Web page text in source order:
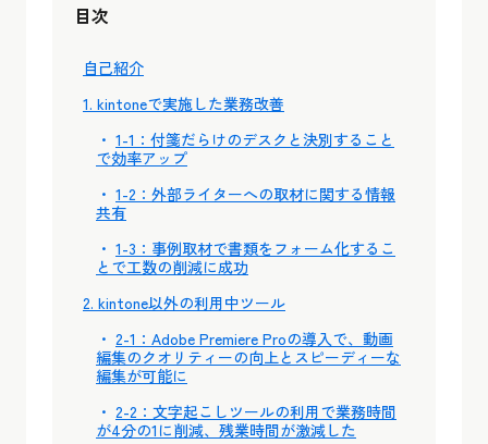
目次
自己紹介
1. kintoneで実施した業務改善
1-1：付箋だらけのデスクと決別すること
で効率アップ
1-2：外部ライターへの取材に関する情報
共有
1-3：事例取材で書類をフォーム化するこ
とで工数の削減に成功
2. kintone以外の利用中ツール
2-1：Adobe Premiere Proの導入で、動画
編集のクオリティーの向上とスピーディーな
編集が可能に
2-2：文字起こしツールの利用で業務時間
が4分の1に削減、残業時間が激減した